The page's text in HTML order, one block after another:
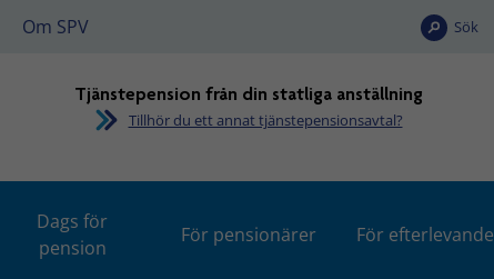
Om SPV Sök
Tjänstepension från din statliga anställning
Tillhör du ett annat tjänstepensionsavtal?
Dags för
pension
För pensionärer För efterlevande